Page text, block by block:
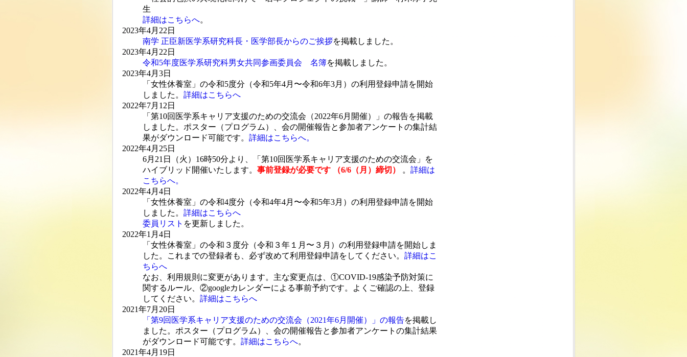
生
詳細はこちらへ。
2023年4月22日
南学 正臣新医学系研究科長・医学部長からのご挨拶を掲載しました。
2023年4月22日
令和5年度医学系研究科男女共同参画委員会 名簿を掲載しました。
2023年4月3日
「女性休養室」の令和5度分（令和5年4月〜令和6年3月）の利用登録申請を開始
しました。 詳細はこちらへ
2022年7月12日
「第10回医学系キャリア支援のための交流会（2022年6月開催）」の報告を掲載
しました。ポスター（プログラム）、会の開催報告と参加者アンケートの集計結
果がダウンロード可能です。 詳細はこちらへ。
2022年4月25日
6月21日（火）16時50分より、「第10回医学系キャリア支援のための交流会」を
ハイブリッド開催いたします。 事前登録が必要です （6/6（月）締切） 。 詳細は
こちらへ。
2022年4月4日
「女性休養室」の令和4度分（令和4年4月〜令和5年3月）の利用登録申請を開始
しました。 詳細はこちらへ
委員リスト を更新しました。
2022年1月4日
「女性休養室」の令和３度分（令和３年１月〜３月）の利用登録申請を開始しま
した。これまでの登録者も、必ず改めて利用登録申請をしてください。 詳細はこ
ちらへ
なお、利用規則に変更があります。主な変更点は、①COVID-19感染予防対策に
関するルール、②googleカレンダーによる事前予約です。よくご確認の上、登録
してください。 詳細はこちらへ
2021年7月20日
「第9回医学系キャリア支援のための交流会（2021年6月開催）」の報告を掲載し
ました。ポスター（プログラム）、会の開催報告と参加者アンケートの集計結果
がダウンロード可能です。 詳細はこちらへ。
2021年4月19日